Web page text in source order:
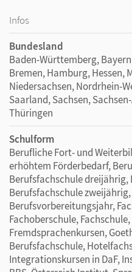
Infos
Bundesland
Baden-Württemberg,
Bremen, Hamburg, Hessen,
Niedersachsen, Nordrhein-
Saarland, Sachsen,
Thüringen
Schulform
Berufliche Fort- und
erhöhtem Förderbedarf,
Berufsfachschule
Berufsfachschule
Berufsvorbereitungsjahr,
Fachoberschule,
Fremdsprachenkursen,
Berufsfachschule,
Integrationskursen in DaF,